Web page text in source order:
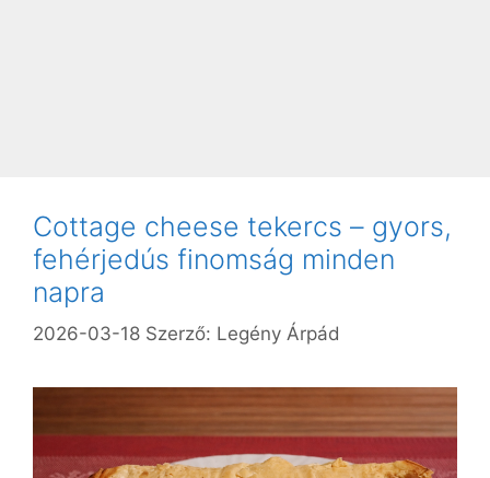
Cottage cheese tekercs – gyors,
fehérjedús finomság minden
napra
2026-03-18 Szerző: Legény Árpád